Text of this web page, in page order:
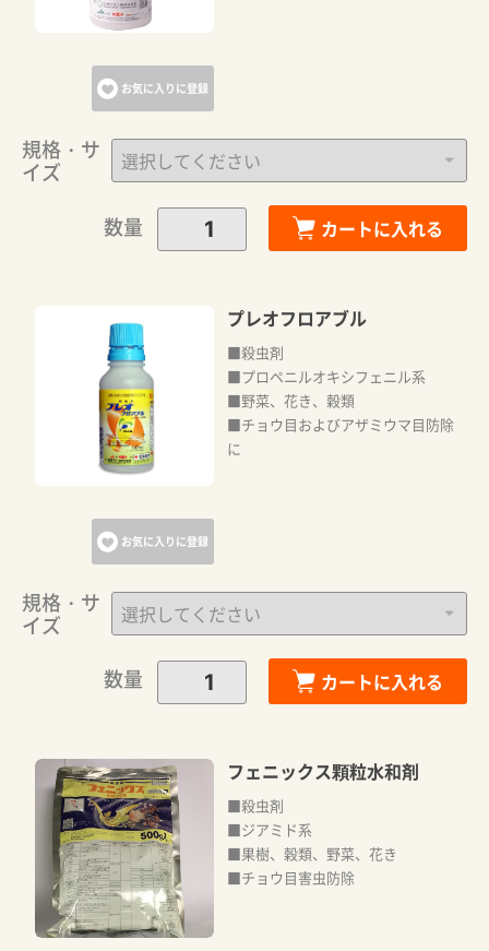
お気に入りに登録
規格・サ
イズ
数量
カートに入れる
お気に入りに登録
プレオフロアブル
■殺虫剤
■プロペニルオキシフェニル系
■野菜、花き、穀類
■チョウ目およびアザミウマ目防除
に
規格・サ
イズ
数量
カートに入れる
フェニックス顆粒水和剤
■殺虫剤
■ジアミド系
■果樹、穀類、野菜、花き
■チョウ目害虫防除